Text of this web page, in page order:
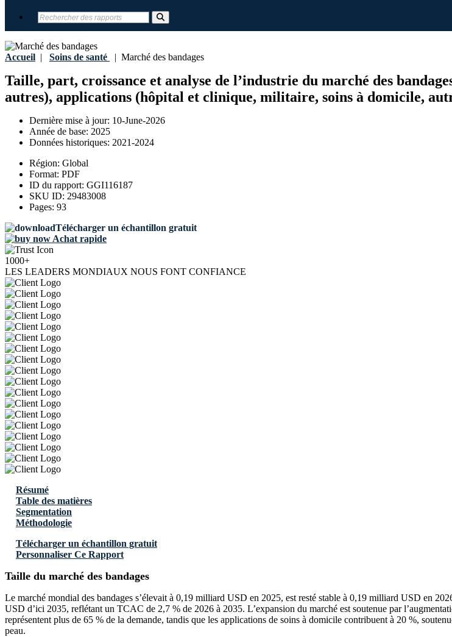
Accueil | Soins de santé | Marché des bandages
Taille, part, croissance et analyse de l’industrie du marché des
autres), applications (hôpital et clinique, militaire, soins à domicile,
Dernière mise à jour: 10-June-2026
Année de base: 2025
Données historiques: 2021-2024
Région: Global
Format: PDF
ID du rapport: GGI116187
SKU ID: 29483008
Pages: 93
Télécharger un échantillon gratuit
Achat rapide
1000+
LES LEADERS MONDIAUX NOUS FONT CONFIANCE
Résumé
Table des matières
Segmentation
Méthodologie
Télécharger un échantillon gratuit
Personnaliser Ce Rapport
Taille du marché des bandages
Le marché mondial des bandages s’élevait à 0,19 milliard USD en 2025, est resté stable à 0,19 milliard USD en
USD d’ici 2035, reflétant un TCAC de 2,7 % de 2026 à 2035. L’expansion du marché est soutenue par
représentent plus de 65 % de la demande, tandis que les applications de soins à domicile contribuent à 20 %,
peau.